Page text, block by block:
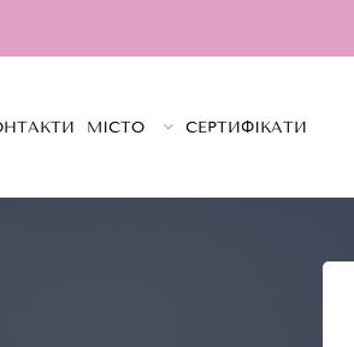
МІСТО СЕРТИФІКАТИ